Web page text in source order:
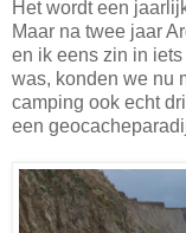
Het wordt een
Maar na twee jaar
en ik eens zin in
was, konden we nu
camping ook echt
een